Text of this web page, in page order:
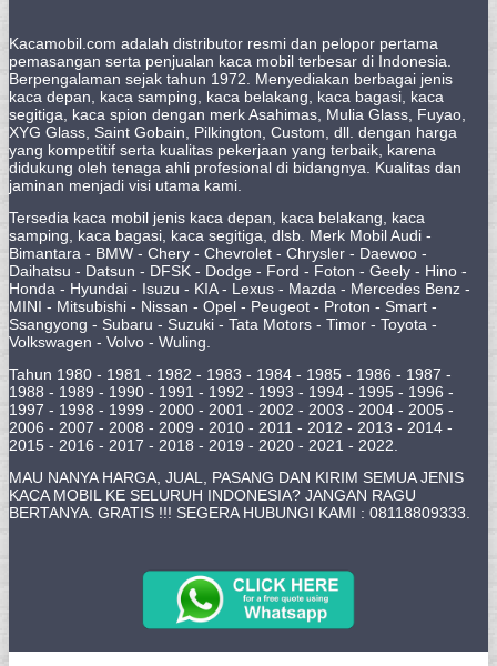
Kacamobil.com adalah distributor resmi dan pelopor pertama
pemasangan serta penjualan kaca mobil terbesar di Indonesia.
Berpengalaman sejak tahun 1972. Menyediakan berbagai jenis
kaca depan, kaca samping, kaca belakang, kaca bagasi, kaca
segitiga, kaca spion dengan merk Asahimas, Mulia Glass, Fuyao,
XYG Glass, Saint Gobain, Pilkington, Custom, dll. dengan harga
yang kompetitif serta kualitas pekerjaan yang terbaik, karena
didukung oleh tenaga ahli profesional di bidangnya. Kualitas dan
jaminan menjadi visi utama kami.
Tersedia kaca mobil jenis kaca depan, kaca belakang, kaca
samping, kaca bagasi, kaca segitiga, dlsb. Merk Mobil Audi -
Bimantara - BMW - Chery - Chevrolet - Chrysler - Daewoo -
Daihatsu - Datsun - DFSK - Dodge - Ford - Foton - Geely - Hino -
Honda - Hyundai - Isuzu - KIA - Lexus - Mazda - Mercedes Benz -
MINI - Mitsubishi - Nissan - Opel - Peugeot - Proton - Smart -
Ssangyong - Subaru - Suzuki - Tata Motors - Timor - Toyota -
Volkswagen - Volvo - Wuling.
Tahun 1980 - 1981 - 1982 - 1983 - 1984 - 1985 - 1986 - 1987 -
1988 - 1989 - 1990 - 1991 - 1992 - 1993 - 1994 - 1995 - 1996 -
1997 - 1998 - 1999 - 2000 - 2001 - 2002 - 2003 - 2004 - 2005 -
2006 - 2007 - 2008 - 2009 - 2010 - 2011 - 2012 - 2013 - 2014 -
2015 - 2016 - 2017 - 2018 - 2019 - 2020 - 2021 - 2022.
MAU NANYA HARGA, JUAL, PASANG DAN KIRIM SEMUA JENIS
KACA MOBIL KE SELURUH INDONESIA? JANGAN RAGU
BERTANYA. GRATIS !!! SEGERA HUBUNGI KAMI : 08118809333.